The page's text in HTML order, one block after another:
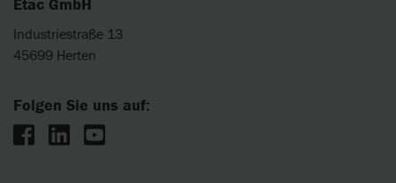
Etac GmbH
Industriestraße 13
45699 Herten
Folgen Sie uns auf: